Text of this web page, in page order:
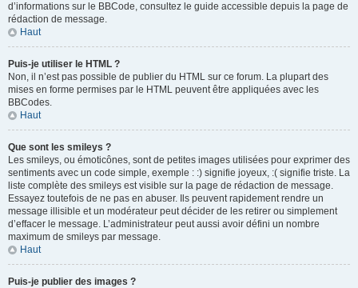
d’informations sur le BBCode, consultez le guide accessible depuis la page de
rédaction de message.
Haut
Puis-je utiliser le HTML ?
Non, il n’est pas possible de publier du HTML sur ce forum. La plupart des
mises en forme permises par le HTML peuvent être appliquées avec les
BBCodes.
Haut
Que sont les smileys ?
Les smileys, ou émoticônes, sont de petites images utilisées pour exprimer des
sentiments avec un code simple, exemple : :) signifie joyeux, :( signifie triste. La
liste complète des smileys est visible sur la page de rédaction de message.
Essayez toutefois de ne pas en abuser. Ils peuvent rapidement rendre un
message illisible et un modérateur peut décider de les retirer ou simplement
d’effacer le message. L’administrateur peut aussi avoir défini un nombre
maximum de smileys par message.
Haut
Puis-je publier des images ?